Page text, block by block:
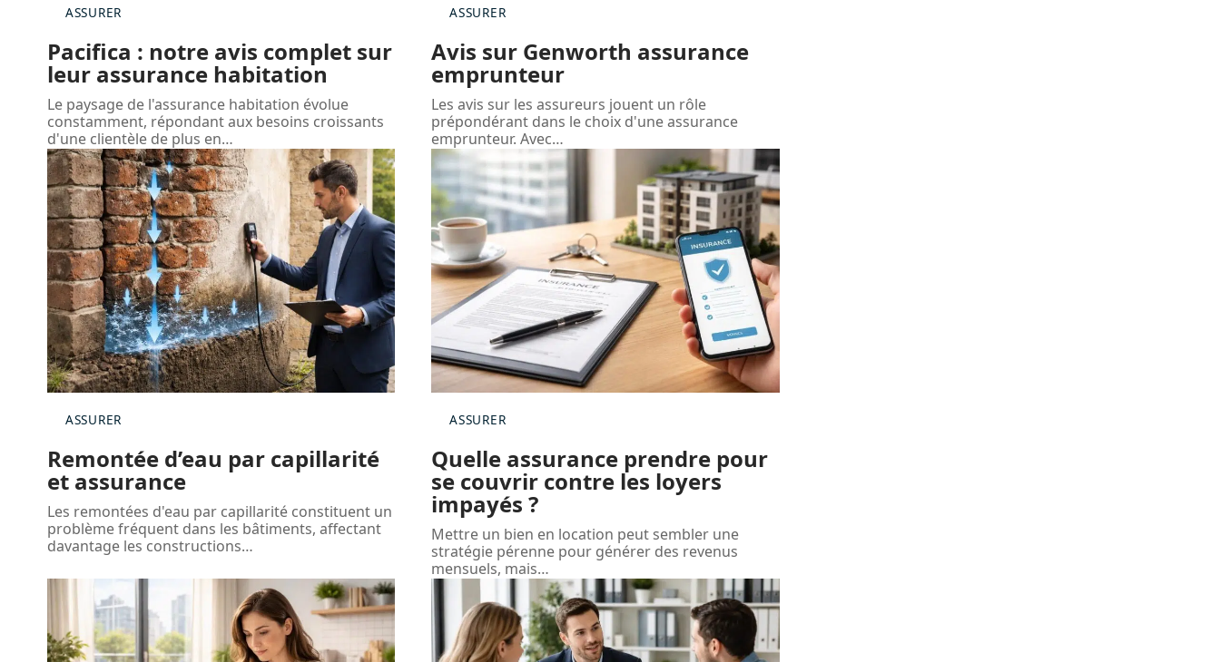
ASSURER
Pacifica : notre avis complet sur
leur assurance habitation
Le paysage de l'assurance habitation évolue
constamment, répondant aux besoins croissants
d'une clientèle de plus en…
ASSURER
Avis sur Genworth assurance
emprunteur
Les avis sur les assureurs jouent un rôle
prépondérant dans le choix d'une assurance
emprunteur. Avec…
ASSURER
Remontée d’eau par capillarité
et assurance
Les remontées d'eau par capillarité constituent un
problème fréquent dans les bâtiments, affectant
davantage les constructions…
ASSURER
Quelle assurance prendre pour
se couvrir contre les loyers
impayés ?
Mettre un bien en location peut sembler une
stratégie pérenne pour générer des revenus
mensuels, mais…